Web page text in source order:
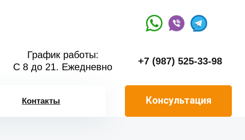
График работы:
С 8 до 21. Ежедневно
+7 (987) 525-33-98
Контакты Консультация